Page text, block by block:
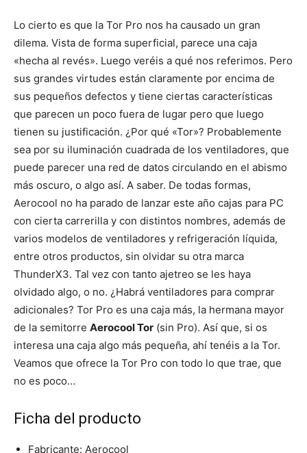
Lo cierto es que la Tor Pro nos ha causado un gran
dilema. Vista de forma superficial, parece una caja
«hecha al revés». Luego veréis a qué nos referimos. Pero
sus grandes virtudes están claramente por encima de
sus pequeños defectos y tiene ciertas características
que parecen un poco fuera de lugar pero que luego
tienen su justificación. ¿Por qué «Tor»? Probablemente
sea por su iluminación cuadrada de los ventiladores, que
puede parecer una red de datos circulando en el abismo
más oscuro, o algo así. A saber. De todas formas,
Aerocool no ha parado de lanzar este año cajas para PC
con cierta carrerilla y con distintos nombres, además de
varios modelos de ventiladores y refrigeración líquida,
entre otros productos, sin olvidar su otra marca
ThunderX3. Tal vez con tanto ajetreo se les haya
olvidado algo, o no. ¿Habrá ventiladores para comprar
adicionales? Tor Pro es una caja más, la hermana mayor
de la semitorre Aerocool Tor (sin Pro). Así que, si os
interesa una caja algo más pequeña, ahí tenéis a la Tor.
Veamos que ofrece la Tor Pro con todo lo que trae, que
no es poco…
Ficha del producto
Fabricante: Aerocool